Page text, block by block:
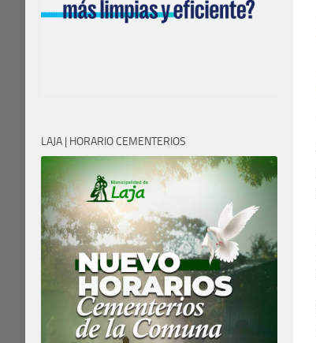
LAJA | HORARIO CEMENTERIOS